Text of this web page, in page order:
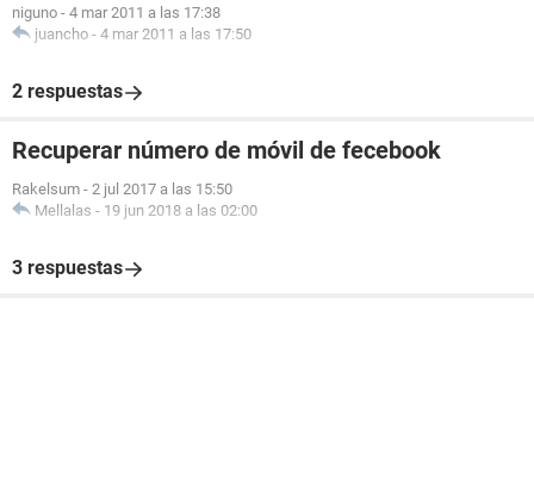
niguno - 4 mar 2011 a las 17:38
juancho - 4 mar 2011 a las 17:50
2 respuestas
Recuperar número de móvil de fecebook
Rakelsum - 2 jul 2017 a las 15:50
Mellalas - 19 jun 2018 a las 02:00
3 respuestas